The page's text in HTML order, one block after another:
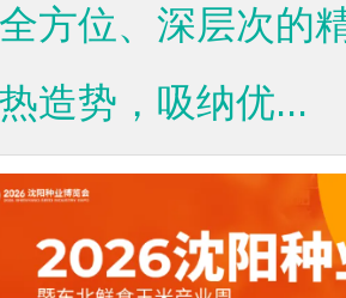
方位、深层次的
造势，吸纳优...